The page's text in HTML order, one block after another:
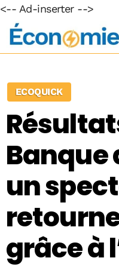
<-- Ad-inserter -->
ECOQUICK
Banque
un
grâce à